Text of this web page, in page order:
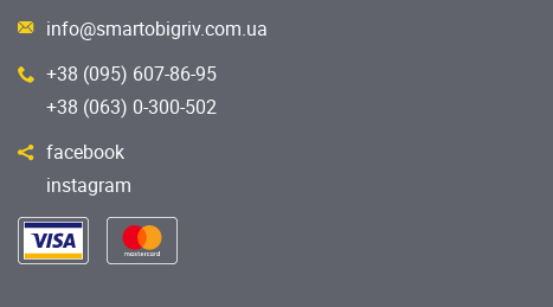
info@smartobigriv.com.ua
+38 (095) 607-86-95
+38 (063) 0-300-502
facebook
instagram